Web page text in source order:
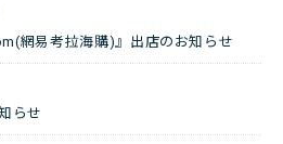
網易考拉海購)』出店のお知らせ
らせ